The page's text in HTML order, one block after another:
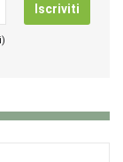
Iscriviti